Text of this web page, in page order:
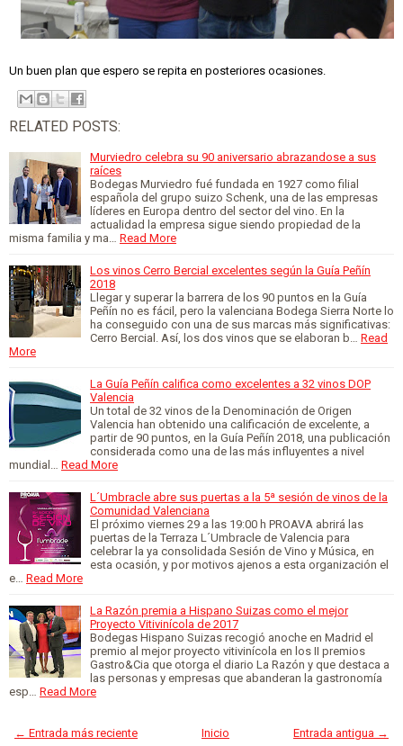
Un buen plan que espero se repita en posteriores ocasiones.
RELATED POSTS:
Murviedro celebra su 90 aniversario abrazandose a sus
raíces
Bodegas Murviedro fué fundada en 1927 como filial
española del grupo suizo Schenk, una de las empresas
líderes en Europa dentro del sector del vino. En la
actualidad la empresa sigue siendo propiedad de la
misma familia y ma… Read More
Los vinos Cerro Bercial excelentes según la Guía Peñín
2018
Llegar y superar la barrera de los 90 puntos en la Guía
Peñín no es fácil, pero la valenciana Bodega Sierra Norte lo
ha conseguido con una de sus marcas más significativas:
Cerro Bercial. Así, los dos vinos que se elaboran b… Read
More
La Guía Peñín califica como excelentes a 32 vinos DOP
Valencia
Un total de 32 vinos de la Denominación de Origen
Valencia han obtenido una calificación de excelente, a
partir de 90 puntos, en la Guía Peñín 2018, una publicación
considerada como una de las más influyentes a nivel
mundial… Read More
L´Umbracle abre sus puertas a la 5ª sesión de vinos de la
Comunidad Valenciana
El próximo viernes 29 a las 19:00 h PROAVA abrirá las
puertas de la Terraza L´Umbracle de Valencia para
celebrar la ya consolidada Sesión de Vino y Música, en
esta ocasión, y por motivos ajenos a esta organización el
e… Read More
La Razón premia a Hispano Suizas como el mejor
Proyecto Vitivinícola de 2017
Bodegas Hispano Suizas recogió anoche en Madrid el
premio al mejor proyecto vitivinícola en los II premios
Gastro&Cia que otorga el diario La Razón y que destaca a
las personas y empresas que abanderan la gastronomía
esp… Read More
← Entrada más reciente Entrada antigua →
Inicio